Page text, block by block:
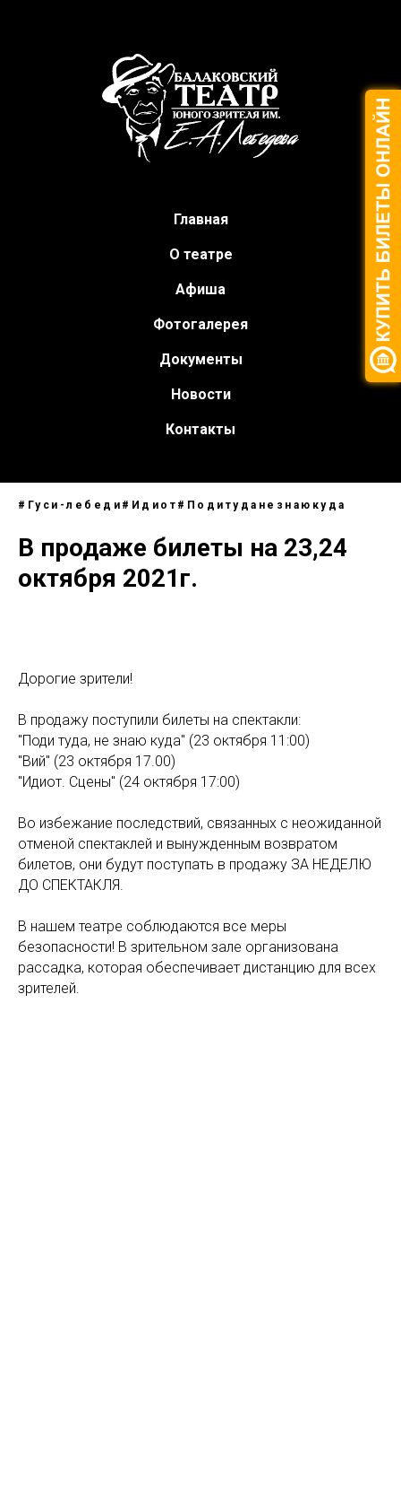
Главная
О театре
Афиша
Фотогалерея
Документы
Новости
Контакты
#Гуси-лебеди#Идиот#Подитуданезнаюкуда
В продаже билеты на 23,24
октября 2021г.
Дорогие зрители!
В продажу поступили билеты на спектакли:
"Поди туда, не знаю куда" (23 октября 11:00)
"Вий" (23 октября 17.00)
"Идиот. Сцены" (24 октября 17:00)
Во избежание последствий, связанных с неожиданной
отменой спектаклей и вынужденным возвратом
билетов, они будут поступать в продажу ЗА НЕДЕЛЮ
ДО СПЕКТАКЛЯ.
В нашем театре соблюдаются все меры
безопасности! В зрительном зале организована
рассадка, которая обеспечивает дистанцию для всех
зрителей.